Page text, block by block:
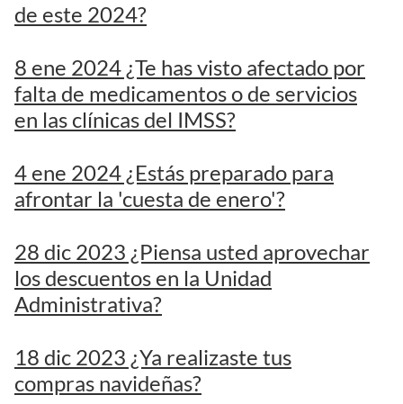
de este 2024?
8 ene 2024 ¿Te has visto afectado por
falta de medicamentos o de servicios
en las clínicas del IMSS?
4 ene 2024 ¿Estás preparado para
afrontar la 'cuesta de enero'?
28 dic 2023 ¿Piensa usted aprovechar
los descuentos en la Unidad
Administrativa?
18 dic 2023 ¿Ya realizaste tus
compras navideñas?